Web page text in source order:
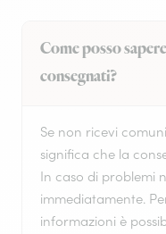
Come posso
consegnati?
Se non ricevi
significa che la
In caso di problemi
immediatamente.
informazioni è